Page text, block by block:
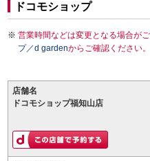
ドコモショップ
営業時間などは変更となる場合が
プ／d gardenからご確認ください。
店舗名
ドコモショップ福知山店